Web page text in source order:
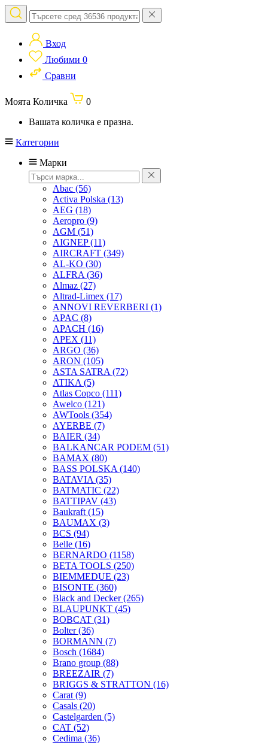
Вход
Любими 0
Сравни
Моята Количка
0
Вашата количка е празна.
Категории
Марки
Abac (56)
Activa Polska (13)
AEG (18)
Aeropro (9)
AGM (51)
AIGNEP(11)
AIRCRAFT (349)
AL-KO (30)
ALFRA (36)
Almaz (27)
Altrad-Limex (17)
ANNOVI REVERBERI (1)
APAC (8)
APACH (16)
APEX (11)
ARGO (36)
ARON (105)
ASTA SATRA (72)
ATIKA (5)
Atlas Copco (111)
Awelco (121)
AWTools (354)
AYERBE (7)
BAIER (34)
BALKANCAR PODEM (51)
BAMAX (80)
BASS POLSKA (140)
BATAVIA (35)
BATMATIC (22)
BATTIPAV (43)
Baukraft (15)
BAUMAX (3)
BCS (94)
Belle (16)
BERNARDO (1158)
BETA TOOLS (250)
BIEMMEDUE (23)
BISONTE (360)
Black and Decker(265)
BLAUPUNKT (45)
BOBCAT (31)
Bolter(36)
BORMANN (7)
Bosch (1684)
Brano group (88)
BREEZAIR (7)
BRIGGS & STRATTON (16)
Carat (9)
Casals (20)
Castelgarden (5)
CAT (52)
Cedima (36)